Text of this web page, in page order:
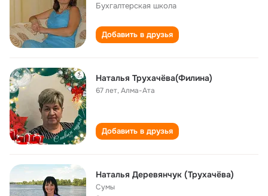
Бухгалтерская школа
Добавить в друзья
Наталья Трухачёва(Филина)
67 лет,Алма-Ата
Добавить в друзья
Наталья Деревянчук (Трухачёва)
Сумы